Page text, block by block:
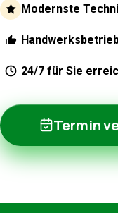
Modernste
24/7 für Sie
Termin